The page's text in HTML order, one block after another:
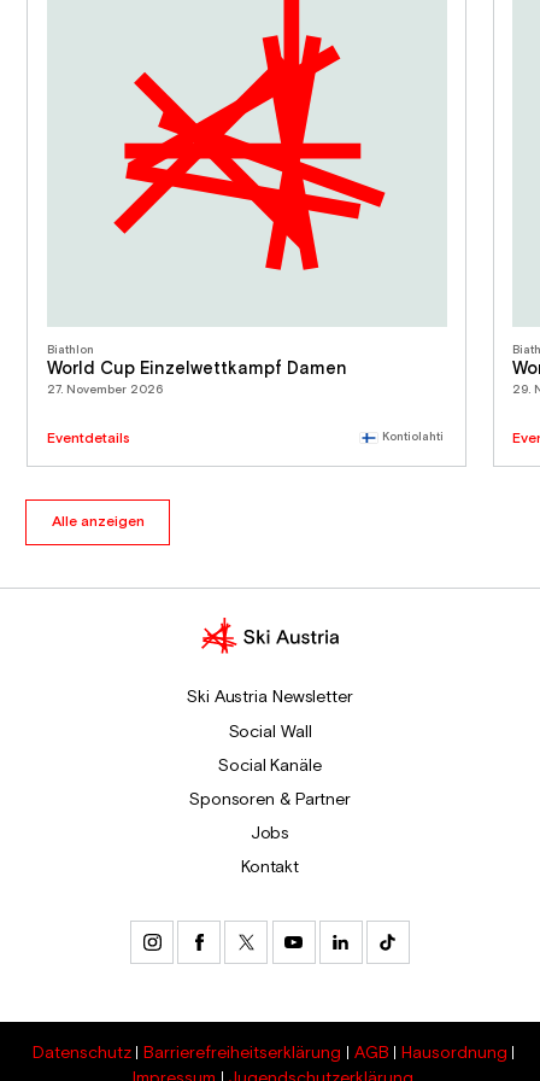
Biathlon
World Cup Einzelwettkampf Damen
27. November 2026
Eventdetails Kontiolahti
29.
Alle anzeigen
Ski Austria Newsletter
Social Wall
Social Kanäle
Sponsoren & Partner
Jobs
Kontakt
Datenschutz Barrierefreiheitserklärung AGB
Hausordnung